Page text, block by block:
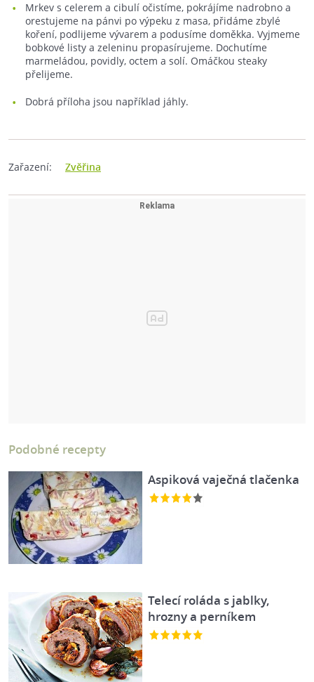
Mrkev s celerem a cibulí očistíme, pokrájíme nadrobno a
orestujeme na pánvi po výpeku z masa, přidáme zbylé
koření, podlijeme vývarem a podusíme doměkka. Vyjmeme
bobkové listy a zeleninu propasírujeme. Dochutíme
marmeládou, povidly, octem a solí. Omáčkou steaky
přelijeme.
Dobrá příloha jsou například jáhly.
Zařazení: Zvěřina
Podobné recepty
Aspiková vaječná tlačenka
Telecí roláda s jablky,
hrozny a perníkem